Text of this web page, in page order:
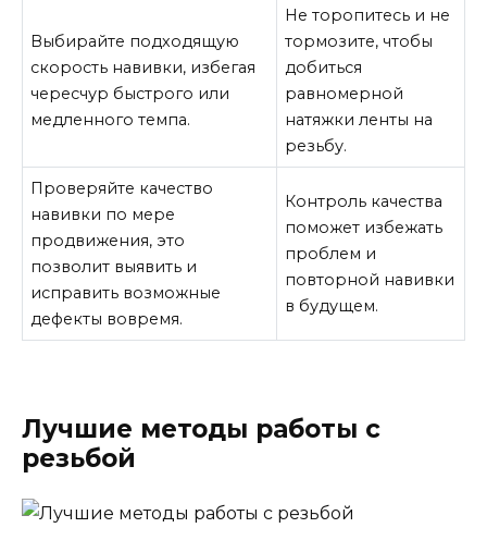
Выбирайте подходящую
скорость навивки, избегая
чересчур быстрого или
медленного темпа.
Не торопитесь и не
тормозите, чтобы
добиться
равномерной
натяжки ленты на
резьбу.
Проверяйте качество
навивки по мере
продвижения, это
позволит выявить и
исправить возможные
дефекты вовремя.
Контроль качества
поможет избежать
проблем и
повторной навивки
в будущем.
Лучшие методы работы с
резьбой